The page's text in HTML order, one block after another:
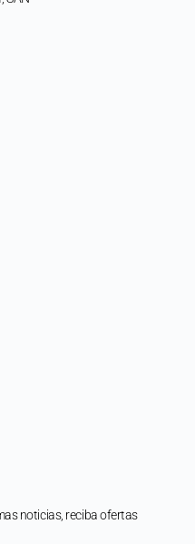
noticias, reciba ofertas